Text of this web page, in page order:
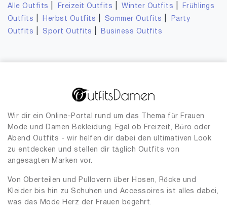
Alle Outfits Freizeit Outfits |Winter Outfits
Frühlings
Outfits
Herbst Outfits Sommer Outfits
Party
Outfits
Sport Outfits Business Outfits
Wir dir ein Online-Portal rund um das Thema für Frauen
Mode und Damen Bekleidung. Egal ob Freizeit, Büro oder
Abend Outfits - wir helfen dir dabei den ultimativen Look
zu entdecken und stellen dir täglich Outfits von
angesagten Marken vor.
Von Oberteilen und Pullovern über Hosen, Röcke und
Kleider bis hin zu Schuhen und Accessoires ist alles dabei,
was das Mode Herz der Frauen begehrt.